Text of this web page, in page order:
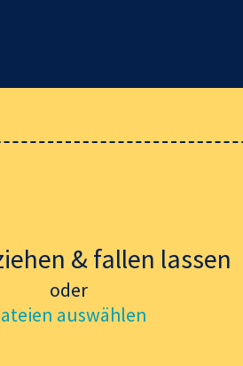
& fallen lassen
oder
auswählen